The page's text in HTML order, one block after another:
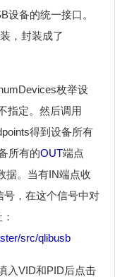
设备的统一接口。
，封装成了
枚举设
指定。然后调用
得到设备所有
所有的OUT端点
据。当有IN端点收
号，在这个信号中对
src/qlibusb
入VID和PID后点击